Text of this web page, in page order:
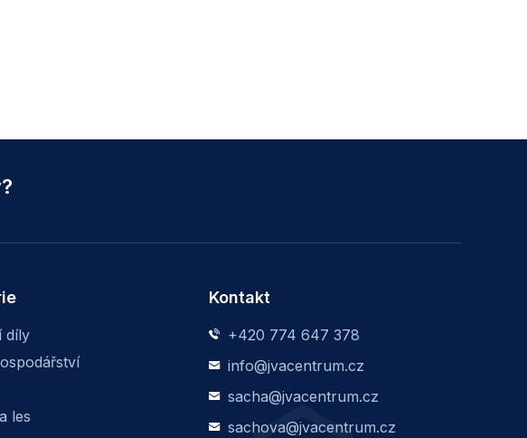
díly
les
Kontakt
+420 774 647 378
info@jvacentrum.cz
sacha@jvacentrum.cz
sachova@jvacentrum.cz